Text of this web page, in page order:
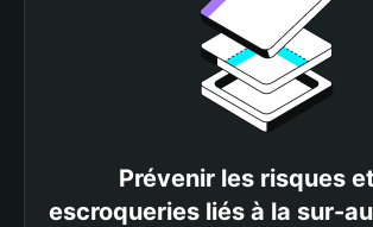
Prévenir les risques
escroqueries liés à la sur-